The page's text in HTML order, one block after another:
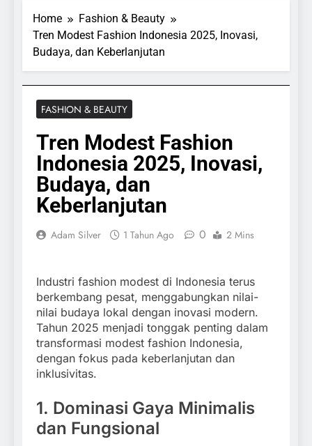
Home
Fashion & Beauty
Tren Modest Fashion Indonesia 2025, Inovasi,
Budaya, dan Keberlanjutan
FASHION & BEAUTY
Tren Modest Fashion
Indonesia 2025, Inovasi,
Budaya, dan
Keberlanjutan
Adam Silver 1 Tahun Ago 0 2 Mins
Industri fashion modest di Indonesia terus
berkembang pesat, menggabungkan nilai-
nilai budaya lokal dengan inovasi modern.
Tahun 2025 menjadi tonggak penting dalam
transformasi modest fashion Indonesia,
dengan fokus pada keberlanjutan dan
inklusivitas.
1. Dominasi Gaya Minimalis
dan Fungsional